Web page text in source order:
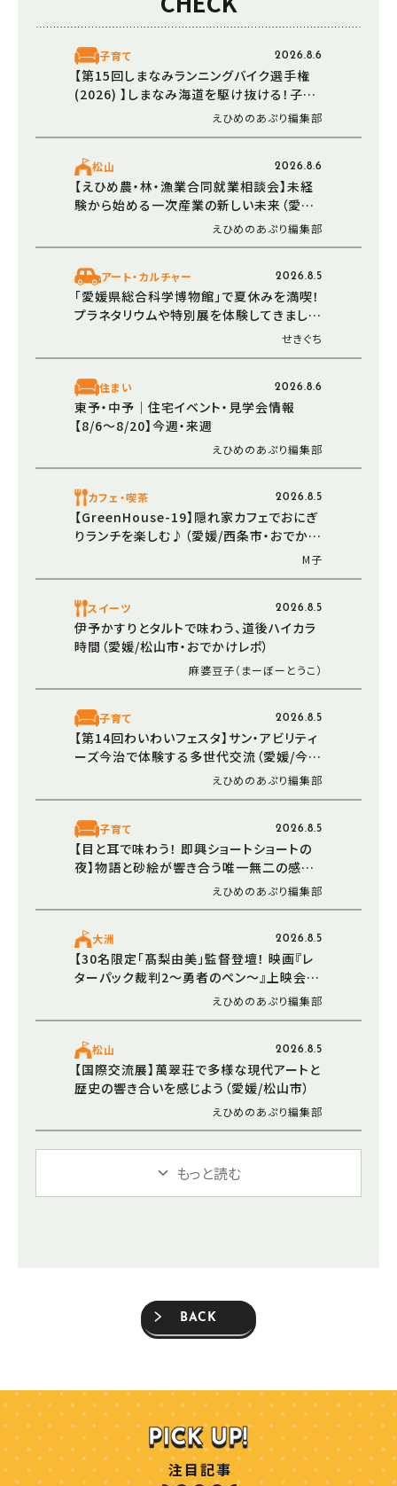
子育て 2026.8.6
【第15回しまなみランニングバイク選手権
(2026) 】しまなみ海道を駆け抜ける！子ど
もの挑戦と笑顔が輝く秋の特別な一日（愛
えひめのあぷり編集部
松山 2026.8.6
【えひめ農・林・漁業合同就業相談会】未経
験から始める一次産業の新しい未来（愛媛/
えひめのあぷり編集部
アート・カルチャー 2026.8.5
「愛媛県総合科学博物館」で夏休みを満喫！
プラネタリウムや特別展を体験してきました
せきぐち
住まい 2026.8.6
東予・中予｜住宅イベント・見学会情報
【8/6～8/20】今週・来週
えひめのあぷり編集部
カフェ・喫茶 2026.8.5
【GreenHouse-19】隠れ家カフェでおにぎ
りランチを楽しむ♪（愛媛/西条市・おでかけ
M子
スイーツ 2026.8.5
伊予かすりとタルトで味わう、道後ハイカラ
時間（愛媛/松山市・おでかけレポ）
麻婆豆子（まーぼーとうこ）
子育て 2026.8.5
【第14回わいわいフェスタ】サン・アビリティ
ーズ今治で体験する多世代交流（愛媛/今治
えひめのあぷり編集部
子育て 2026.8.5
【目と耳で味わう！ 即興ショートショートの
夜】物語と砂絵が響き合う唯一無二の感動
えひめのあぷり編集部
大洲 2026.8.5
【30名限定「髙梨由美」監督登壇！ 映画『レ
ターパック裁判2～勇者のペン～』上映会＆
トークショー in 大洲】監督参加の懇親会も
えひめのあぷり編集部
松山 2026.8.5
【国際交流展】萬翠荘で多様な現代アートと
歴史の響き合いを感じよう（愛媛/松山市）
えひめのあぷり編集部
もっと読む
BACK
注目記事